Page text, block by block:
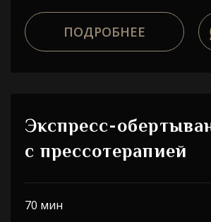
ПОДРОБНЕЕ
Экспресс-
с прессотерапией
70 мин